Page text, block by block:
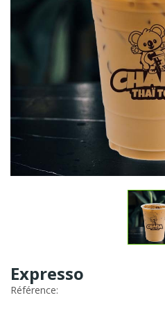
Expresso
Référence: